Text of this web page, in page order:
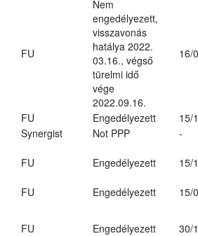
FU
Nem
engedélyezett,
visszavonás
hatálya 2022.
03.16., végső
türelmi idő
vége
2022.09.16.
16/
FU Engedélyezett
15/
Synergist Not PPP
-
FU Engedélyezett 15/
FU Engedélyezett
15/
FU Engedélyezett 30/